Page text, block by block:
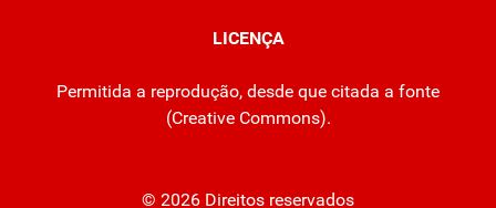
LICENÇA
Permitida a reprodução, desde que citada a fonte
(Creative Commons).
© 2026 Direitos reservados